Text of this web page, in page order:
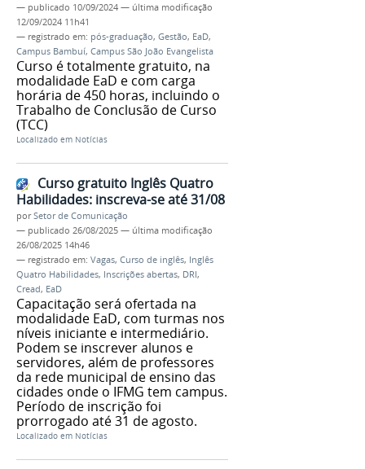
— publicado 10/09/2024 — última modificação
12/09/2024 11h41
— registrado em: pós-graduação, Gestão, EaD,
Campus Bambuí, Campus São João Evangelista
Curso é totalmente gratuito, na
modalidade EaD e com carga
horária de 450 horas, incluindo o
Trabalho de Conclusão de Curso
(TCC)
Localizado em Notícias
Curso gratuito Inglês Quatro
Habilidades: inscreva-se até 31/08
porSetor de Comunicação
— publicado 26/08/2025 — última modificação
26/08/2025 14h46
— registrado em: Vagas, Curso de inglês, Inglês
Quatro Habilidades, Inscrições abertas, DRI,
Cread, EaD
Capacitação será ofertada na
modalidade EaD, com turmas nos
níveis iniciante e intermediário.
Podem se inscrever alunos e
servidores, além de professores
da rede municipal de ensino das
cidades onde o IFMG tem campus.
Período de inscrição foi
prorrogado até 31 de agosto.
Localizado em Notícias